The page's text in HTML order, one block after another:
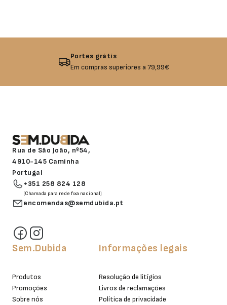
Devolução garantida
Não gostou? Troque o seu produto!
Rua de São João, nº54,
4910-145 Caminha
Portugal
+351 258 824 128
(Chamada para rede fixa nacional)
encomendas@semdubida.pt
Sem.Dubida
Produtos
Promoções
Sobre nós
Informações legais
Resolução de litígios
Livros de reclamações
Política de privacidade